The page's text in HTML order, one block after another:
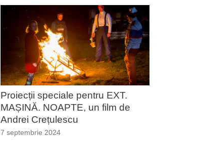
Proiecții speciale pentru EXT.
MAȘINĂ. NOAPTE, un film de
Andrei Crețulescu
7 septembrie 2024